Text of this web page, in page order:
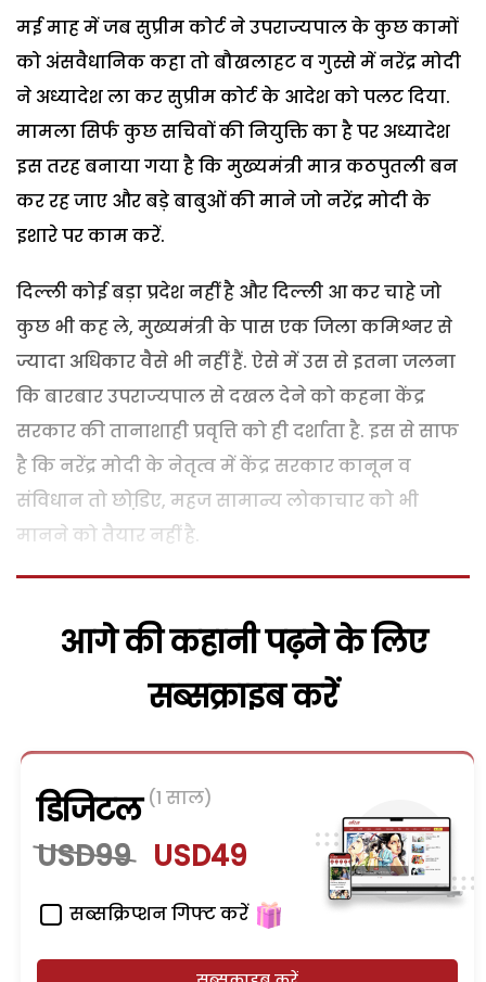
मई माह में जब सुप्रीम कोर्ट ने उपराज्यपाल के कुछ कामों
को अंसवैधानिक कहा तो बौखलाहट व गुस्से में नरेंद्र मोदी
ने अध्यादेश ला कर सुप्रीम कोर्ट के आदेश को पलट दिया.
मामला सिर्फ कुछ सचिवों की नियुक्ति का है पर अध्यादेश
इस तरह बनाया गया है कि मुख्यमंत्री मात्र कठपुतली बन
कर रह जाए और बड़े बाबुओं की माने जो नरेंद्र मोदी के
इशारे पर काम करें.
दिल्ली कोई बड़ा प्रदेश नहीं है और दिल्ली आ कर चाहे जो
कुछ भी कह ले, मुख्यमंत्री के पास एक जिला कमिश्नर से
ज्यादा अधिकार वैसे भी नहीं हैं. ऐसे में उस से इतना जलना
कि बारबार उपराज्यपाल से दखल देने को कहना केंद्र
सरकार की तानाशाही प्रवृत्ति को ही दर्शाता है. इस से साफ
है कि नरेंद्र मोदी के नेतृत्व में केंद्र सरकार कानून व
संविधान तो छोडि़ए, महज सामान्य लोकाचार को भी
मानने को तैयार नहीं है.
आगे की कहानी पढ़ने के लिए
सब्सक्राइब करें
डिजिटल (1 साल)
USD99 USD49
सब्सक्रिप्शन गिफ्ट करें